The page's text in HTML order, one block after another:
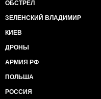
ОБСТРЕЛ
ЗЕЛЕНСКИЙ ВЛАДИМИР
КИЕВ
ДРОНЫ
АРМИЯ РФ
ПОЛЬША
РОССИЯ